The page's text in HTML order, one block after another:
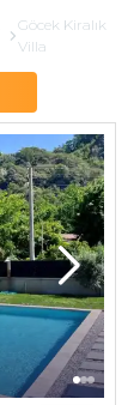
Göcek Kiralık
Villa